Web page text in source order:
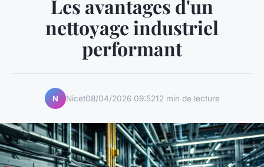
Les avantages d'un
nettoyage industriel
performant
N Nicet08/04/2026 09:5212 min de lecture